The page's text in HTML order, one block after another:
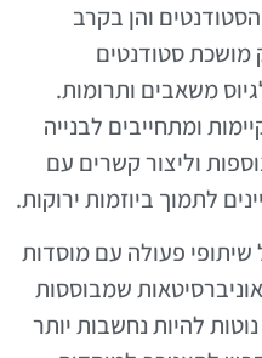
והן בקרב
מושכת סטודנטים
משאבים ותרומות.
ומתחייבים לבנייה
וליצור קשרים עם
לתמוך ביוזמות ירוקות.
שיתופי פעולה עם מוסדות
שמבוססות
להיות נחשבות יותר